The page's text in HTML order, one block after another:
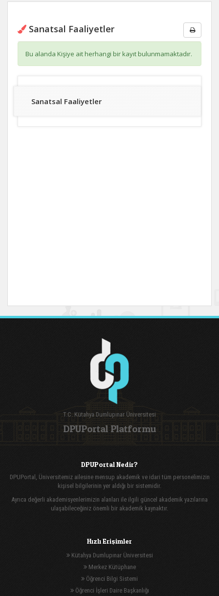
Sanatsal Faaliyetler
Bu alanda Kişiye ait herhangi bir kayıt bulunmamaktadır.
Sanatsal Faaliyetler
T.C. Kütahya Dumlupınar Üniversitesi
DPUPortal Platformu
DPUPortal Nedir?
DPUPortal, Üniversitemiz ailesine mensup akademik ve idari tüm personelimizin
kişisel bilgilerinin yer aldığı bir sistemidir.
Ayrıca değerli akademisyenlerimizin alanları ile ilgili güncel akademik yazılarına
ulaşabileceğiniz önemli bir akademik kaynaktır.
Hızlı Erişimler
Kütahya Dumlupınar Üniversitesi
Merkez Kütüphane
Öğrenci Bilgi Sistemi
Öğrenci İşleri Daire Başkanlığı